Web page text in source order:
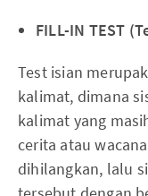
FILL-IN TEST
Test isian
kalimat, dimana
kalimat yang
cerita atau
dihilangkan, lalu